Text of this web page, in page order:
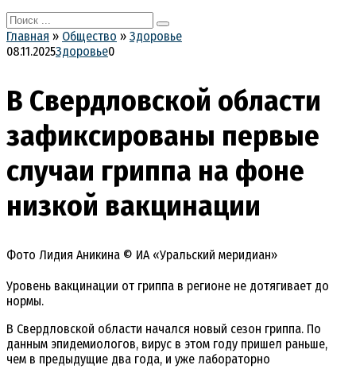
Search
for:
Главная » Общество » Здоровье
08.11.2025Здоровье0
В Свердловской области
зафиксированы первые
случаи гриппа на фоне
низкой вакцинации
Фото Лидия Аникина © ИА «Уральский меридиан»
Уровень вакцинации от гриппа в регионе не дотягивает до
нормы.
В Свердловской области начался новый сезон гриппа. По
данным эпидемиологов, вирус в этом году пришел раньше,
чем в предыдущие два года, и уже лабораторно